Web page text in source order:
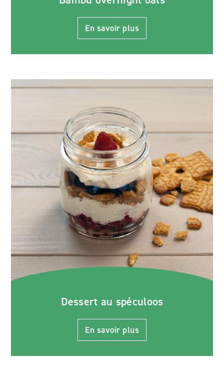
En savoir plus
Dessert au spéculoos
En savoir plus